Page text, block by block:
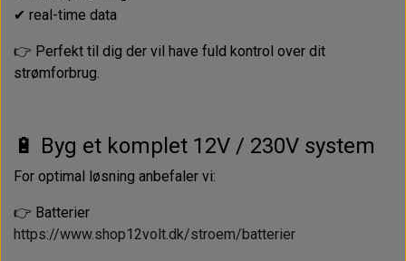
✔ real-time data
👉 Perfekt til dig der vil have fuld kontrol over dit
strømforbrug.
🔋 Byg et komplet 12V / 230V system
For optimal løsning anbefaler vi:
👉 Batterier
https://www.shop12volt.dk/stroem/batterier